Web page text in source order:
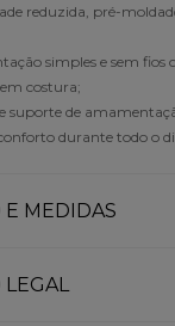
reduzida, pré-
simples e sem fios
costura;
suporte de
durante todo o
MEDIDAS